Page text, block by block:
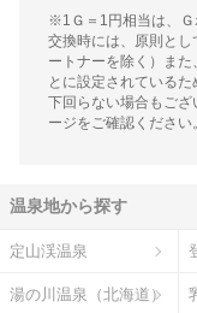
※1Ｇ＝1円相当は、Ｇ
交換時には、原則と
ートナーを除く）ま
とに設定されている
下回らない場合もご
ージをご確認ください
温泉地から探す
定山渓温泉
湯の川温泉（北海道）